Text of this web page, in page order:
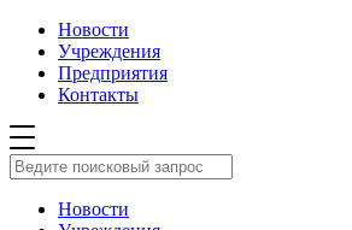
Новости
Учреждения
Предприятия
Контакты
Новости